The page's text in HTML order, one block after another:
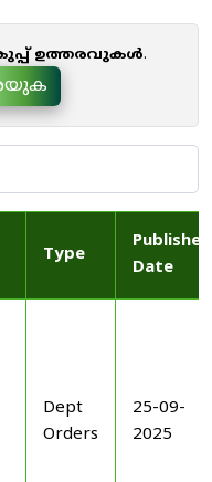
ഉത്തരവുകൾ.
Type
Published
Date
Dept
Orders
25-09-
2025